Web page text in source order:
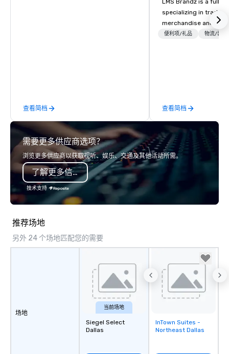
查看简档
LMS Brandz is a full-
specializing in trade
merchandise and
booth giveaways and
years of industry
commitment to
service set us apart.
smart, reliable
make the end-user
seamless from start to
便利项/礼品 物流/装饰
查看简档
需要更多供应商选项？
浏览更多供应商以获取视听、娱乐、交通及其他活动所需。
了解更多信息
技术支持
推荐场地
另外 24 个场地匹配您的需要
场地
当前场地
Siegel Select
Dallas
Removed from
favorites
InTown Suites -
Northeast Dallas